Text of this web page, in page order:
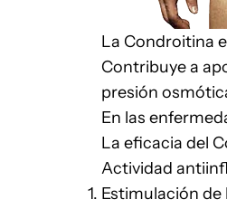
La Condroitina
Contribuye a
presión
En las
La eficacia del
Actividad
Estimulación